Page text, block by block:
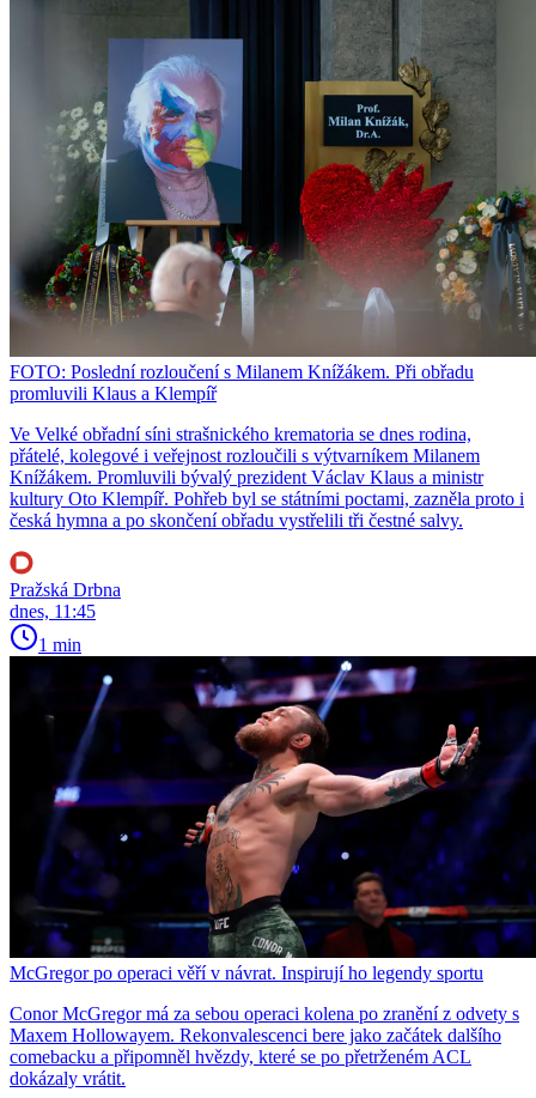
FOTO: Poslední rozloučení s Milanem Knížákem. Při obřadu
promluvili Klaus a Klempíř
Ve Velké obřadní síni strašnického krematoria se dnes rodina,
přátelé, kolegové i veřejnost rozloučili s výtvarníkem Milanem
Knížákem. Promluvili bývalý prezident Václav Klaus a ministr
kultury Oto Klempíř. Pohřeb byl se státními poctami, zazněla proto i
česká hymna a po skončení obřadu vystřelili tři čestné salvy.
Pražská Drbna
dnes, 11:45
1 min
McGregor po operaci věří v návrat. Inspirují ho legendy sportu
Conor McGregor má za sebou operaci kolena po zranění z odvety s
Maxem Hollowayem. Rekonvalescenci bere jako začátek dalšího
comebacku a připomněl hvězdy, které se po přetrženém ACL
dokázaly vrátit.